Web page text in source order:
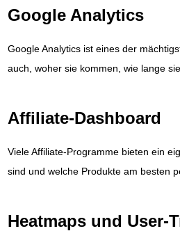
Google Analytics
Google Analytics ist eines der
auch, woher sie kommen, wie lange
Affiliate-Dashboard
Viele Affiliate-Programme bieten ein
sind und welche Produkte am besten
Heatmaps und User-